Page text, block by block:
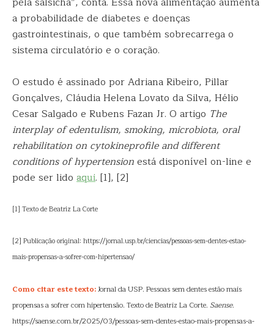
a probabilidade de diabetes e doenças
gastrointestinais, o que também sobrecarrega o
sistema circulatório e o coração.
O estudo é assinado por Adriana Ribeiro, Pillar
Gonçalves, Cláudia Helena Lovato da Silva, Hélio
Cesar Salgado e Rubens Fazan Jr. O artigo The
interplay of edentulism, smoking, microbiota, oral
rehabilitation on cytokineprofile and different
conditions of hypertensionestá disponível on-line e
pode ser lido aqui. [1], [2]
[1] Texto de Beatriz La Corte
[2] Publicação original: https://jornal.usp.br/ciencias/pessoas-sem-dentes-estao-
mais-propensas-a-sofrer-com-hipertensao/
Como citar este texto:Jornal da USP. Pessoas sem dentes estão mais
propensas a sofrer com hipertensão. Texto de Beatriz La Corte. Saense.
https://saense.com.br/2025/03/pessoas-sem-dentes-estao-mais-propensas-a-